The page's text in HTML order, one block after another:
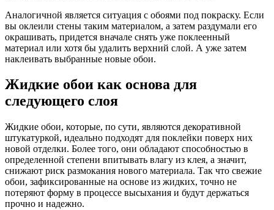
Аналогичной является ситуация с обоями под покраску. Если
вы оклеили стены таким материалом, а затем раздумали его
окрашивать, придется вначале снять уже поклеенный
материал или хотя бы удалить верхний слой. А уже затем
наклеивать выбранные новые обои.
Жидкие обои как основа для
следующего слоя
Жидкие обои, которые, по сути, являются декоративной
штукатуркой, идеально подходят для поклейки поверх них
новой отделки. Более того, они обладают способностью в
определенной степени впитывать влагу из клея, а значит,
снижают риск размокания нового материала. Так что свежие
обои, зафиксированные на основе из жидких, точно не
потеряют форму в процессе высыхания и будут держаться
прочно и надежно.